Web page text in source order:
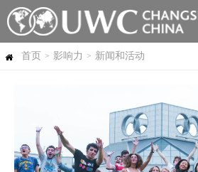
首页 > 影响力 > 新闻和活动